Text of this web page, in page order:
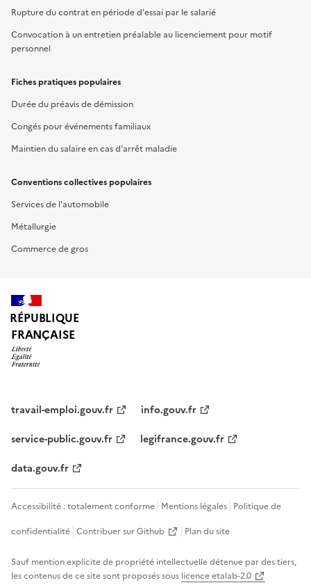
Rupture du contrat en période d'essai par le salarié
Convocation à un entretien préalable au licenciement pour motif
personnel
Fiches pratiques populaires
Durée du préavis de démission
Congés pour événements familiaux
Maintien du salaire en cas d'arrêt maladie
Conventions collectives populaires
Services de l'automobile
Métallurgie
Commerce de gros
RÉPUBLIQUE
FRANÇAISE
travail-emploi.gouv.fr
info.gouv.fr
service-public.gouv.fr
legifrance.gouv.fr
data.gouv.fr
Accessibilité : totalement conforme Mentions légales Politique de
confidentialité Contribuer sur Github Plan du site
Sauf mention explicite de propriété intellectuelle détenue par des tiers,
les contenus de ce site sont proposés sous licence etalab-2.0